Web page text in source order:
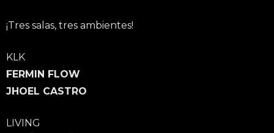
¡Tres salas, tres ambientes!
KLK
FERMIN FLOW
JHOEL CASTRO
LIVING